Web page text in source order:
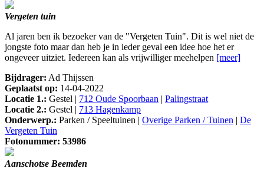
Vergeten tuin
Al jaren ben ik bezoeker van de "Vergeten Tuin". Dit is wel niet de
jongste foto maar dan heb je in ieder geval een idee hoe het er
ongeveer uitziet. Iedereen kan als vrijwilliger meehelpen [meer]
Bijdrager: Ad Thijssen
Geplaatst op: 14-04-2022
Locatie 1.: Gestel | 712 Oude Spoorbaan | Palingstraat
Locatie 2.: Gestel | 713 Hagenkamp
Onderwerp.: Parken / Speeltuinen | Overige Parken / Tuinen | De
Vergeten Tuin
Fotonummer: 53986
Aanschotse Beemden